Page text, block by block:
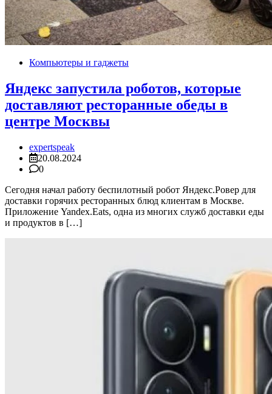
Компьютеры и гаджеты
Яндекс запустила роботов, которые
доставляют ресторанные обеды в
центре Москвы
expertspeak
20.08.2024
0
Сегодня начал работу беспилотный робот Яндекс.Ровер для
доставки горячих ресторанных блюд клиентам в Москве.
Приложение Yandex.Eats, одна из многих служб доставки еды
и продуктов в […]